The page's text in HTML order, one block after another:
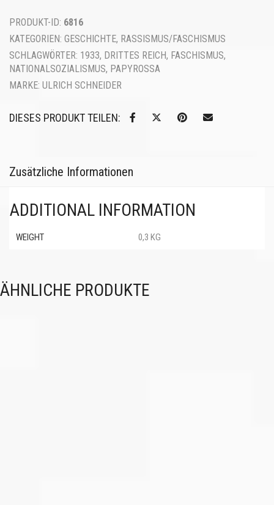
PRODUKT-ID: 6816
KATEGORIEN: GESCHICHTE, RASSISMUS/FASCHISMUS
SCHLAGWÖRTER: 1933, DRITTES REICH, FASCHISMUS,
NATIONALSOZIALISMUS, PAPYROSSA
MARKE: ULRICH SCHNEIDER
DIESES PRODUKT TEILEN:
Zusätzliche Informationen
ADDITIONAL INFORMATION
WEIGHT 0,3 KG
ÄHNLICHE PRODUKTE